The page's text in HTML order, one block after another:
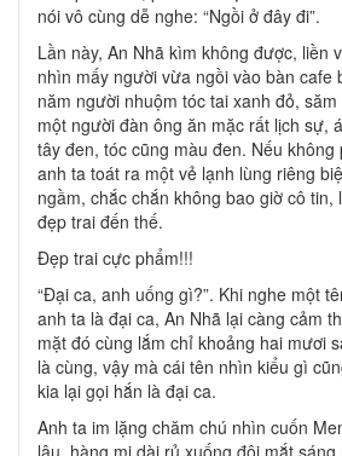
nói vô cùng dễ nghe: “Ngồi ở đây đi”.
Lần này, An Nhã kìm không được, liền
nhìn mấy người vừa ngồi vào bàn cafe
năm người nhuộm tóc tai xanh đỏ,
một người đàn ông ăn mặc rất lịch sự,
tây đen, tóc cũng màu đen. Nếu
anh ta toát ra một vẻ lạnh lùng riêng
ngầm, chắc chắn không bao giờ cô
đẹp trai đến thế.
Đẹp trai cực phẩm!!!
“Đại ca, anh uống gì?”. Khi nghe một
anh ta là đại ca, An Nhã lại càng cảm
mặt đó cùng lắm chỉ khoảng hai mươi
là cùng, vậy mà cái tên nhìn kiểu gì
kia lại gọi hắn là đại ca.
Anh ta im lặng chăm chú nhìn cuốn